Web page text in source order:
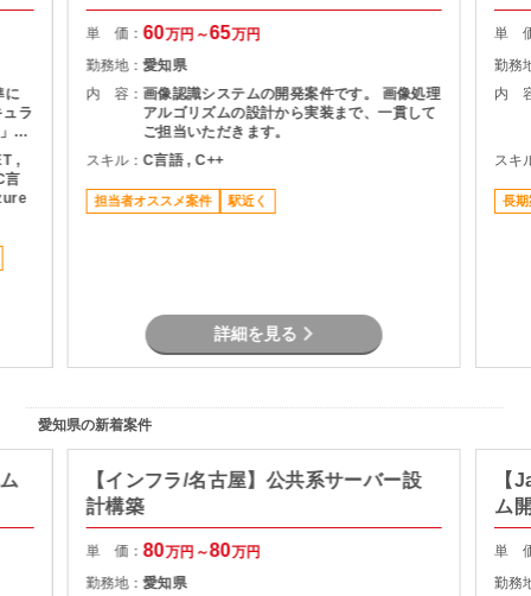
に
ラ
研
受
者
ー
,
言
単 価：60万円～65万円
勤務地：愛知県
内 容： 画像認識システムの開発案件です。 画像処理
アルゴリズムの設計から実装まで、一貫して
ご担当いただきます。
スキル：C言語 , C++
担当者オススメ案件 駅近く
詳細を見る
単
勤務
内
スキ
長期
愛知県の新着案件
【インフラ/名古屋】公共系サーバー設
計構築
単 価：80万円～80万円
勤務地：愛知県
【
ム
単
勤務